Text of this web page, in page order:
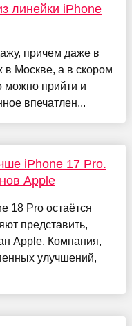
линейки iPhone
причем даже в
в Москве, а в скором
можно прийти и
впечатлен...
iPhone 17 Pro.
Apple
18 Pro остаётся
представить,
Apple. Компания,
улучшений,